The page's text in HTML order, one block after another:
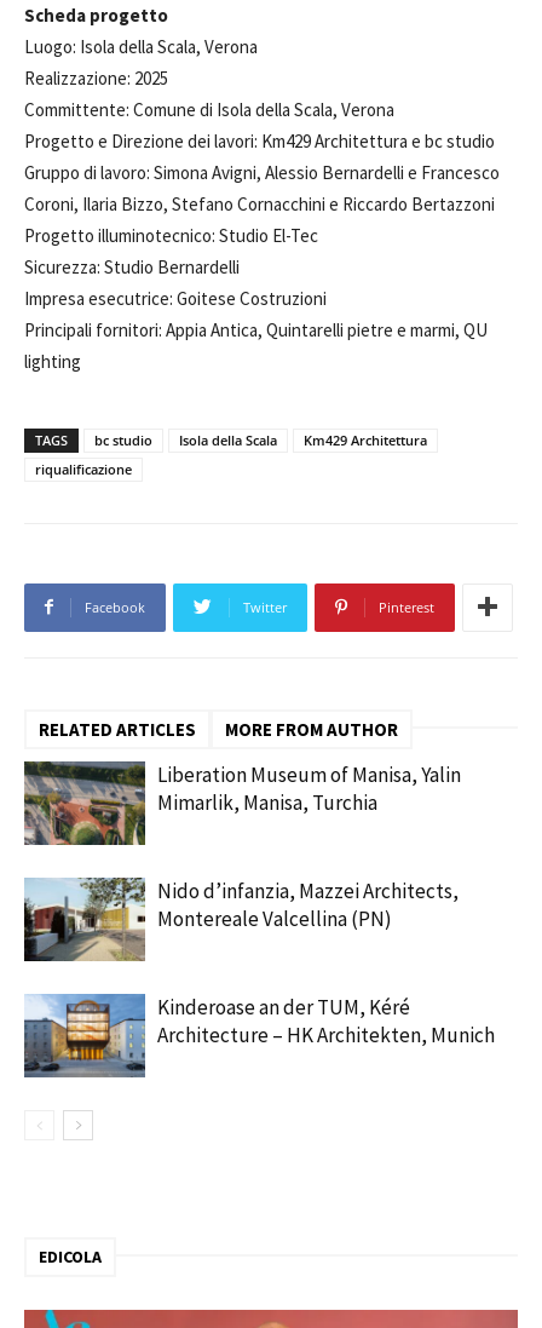
Scheda progetto
Luogo: Isola della Scala, Verona
Realizzazione: 2025
Committente: Comune di Isola della Scala, Verona
Progetto e Direzione dei lavori: Km429 Architettura e bc studio
Gruppo di lavoro: Simona Avigni, Alessio Bernardelli e Francesco
Coroni, Ilaria Bizzo, Stefano Cornacchini e Riccardo Bertazzoni
Progetto illuminotecnico: Studio El-Tec
Sicurezza: Studio Bernardelli
Impresa esecutrice: Goitese Costruzioni
Principali fornitori: Appia Antica, Quintarelli pietre e marmi, QU
lighting
TAGS bc studio Isola della Scala
Km429 Architettura
riqualificazione
Facebook Twitter Pinterest
RELATED ARTICLES MORE FROM AUTHOR
Liberation Museum of Manisa, Yalin
Mimarlik, Manisa, Turchia
Nido d’infanzia, Mazzei Architects,
Montereale Valcellina (PN)
Kinderoase an der TUM, Kéré
Architecture – HK Architekten, Munich
EDICOLA